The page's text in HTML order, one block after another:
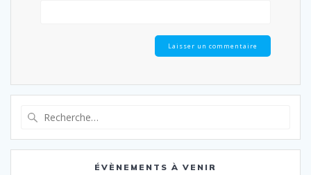
:
ÉVÈNEMENTS À VENIR